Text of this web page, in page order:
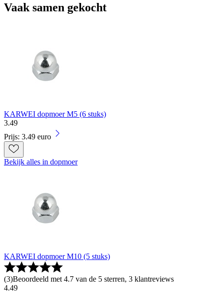
Vaak samen gekocht
KARWEI dopmoer M5 (6 stuks)
3.49
Prijs: 3.49 euro
Bekijk alles in dopmoer
KARWEI dopmoer M10 (5 stuks)
(3)Beoordeeld met 4.7 van de 5 sterren, 3 klantreviews
4.49